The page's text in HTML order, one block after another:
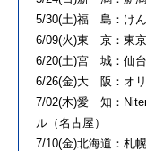
5/30(土)福 島：け
6/09(火)東 京：東
6/20(土)宮 城：仙
6/26(金)大 阪：オリ
7/02(木)愛 知：
ル（名古屋）
7/10(金)北海道：札